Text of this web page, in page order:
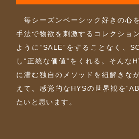
毎シーズンベーシック好きの心
手法で物欲を刺激するコレクショ
ように“SALE”をすることなく、
し“正統な価値”をくれる。そんな
に潜む独自のメソッドを紐解きな
えて。感覚的なHYSの世界観を
たいと思います。